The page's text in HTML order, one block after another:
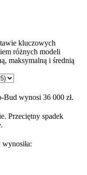
kluczowych
różnych modeli
maksymalną i średnią
Bud wynosi 36 000 zł.
Przeciętny spadek